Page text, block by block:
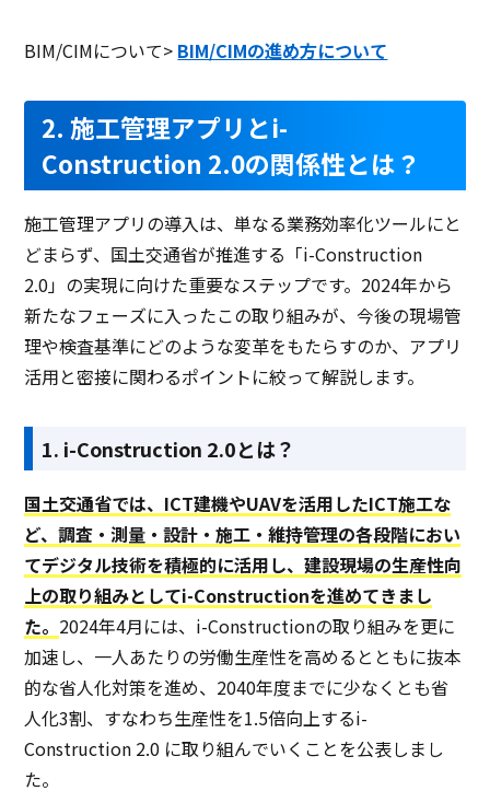
BIM/CIMについて> BIM/CIMの進め方について
2. 施工管理アプリとi-
Construction 2.0の関係性とは？
施工管理アプリの導入は、単なる業務効率化ツールにと
どまらず、国土交通省が推進する「i-Construction
2.0」の実現に向けた重要なステップです。2024年から
新たなフェーズに入ったこの取り組みが、今後の現場管
理や検査基準にどのような変革をもたらすのか、アプリ
活用と密接に関わるポイントに絞って解説します。
1. i-Construction 2.0とは？
国土交通省では、ICT建機やUAVを活用したICT施工な
ど、調査・測量・設計・施工・維持管理の各段階におい
てデジタル技術を積極的に活用し、建設現場の生産性向
上の取り組みとしてi-Constructionを進めてきまし
た。 2024年4月には、i-Constructionの取り組みを更に
加速し、一人あたりの労働生産性を高めるとともに抜本
的な省人化対策を進め、2040年度までに少なくとも省
人化3割、すなわち生産性を1.5倍向上するi-
Construction 2.0 に取り組んでいくことを公表しまし
た。